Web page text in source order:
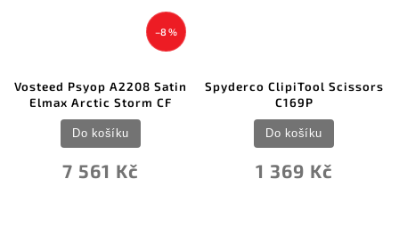
–8 %
Vosteed Psyop A2208 Satin
Elmax Arctic Storm CF
7 561 Kč
Do košíku
Spyderco ClipiTool Scissors
C169P
1 369 Kč
Do košíku